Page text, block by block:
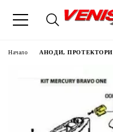
Начало АНОДИ, ПРОТЕКТОРИ